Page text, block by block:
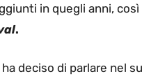
in quegli anni, così
.
deciso di parlare nel